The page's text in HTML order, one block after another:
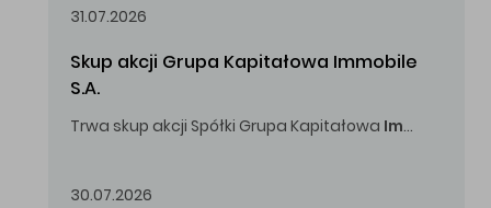
31.07.2026
Skup akcji Grupa Kapitałowa Immobile
S.A.
Trwa skup akcji Spółki Grupa Kapitałowa Immobile
30.07.2026